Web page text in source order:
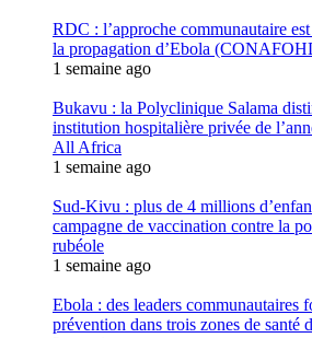
RDC : l’approche communautaire
la propagation d’Ebola
1 semaine ago
Bukavu : la Polyclinique Salama
institution hospitalière privée de
All Africa
1 semaine ago
Sud-Kivu : plus de 4 millions
campagne de vaccination contre la
rubéole
1 semaine ago
Ebola : des leaders communautaires
prévention dans trois zones de santé